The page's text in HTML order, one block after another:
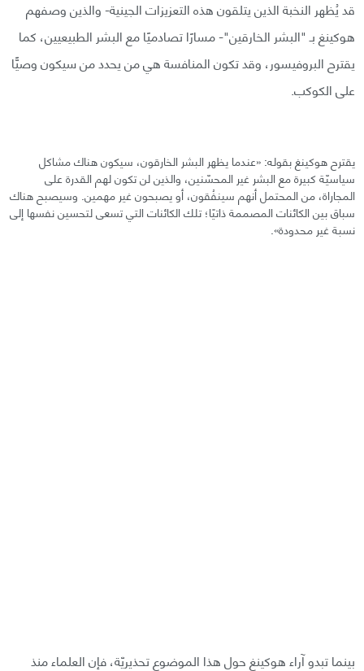
قد يُظهر النخبة الذين يتلقون هذه التعزيزات الجينية- والذين وصفهم
هوكينغ بـ "البشر الخارقين"- مسارًا تصادميًا مع البشر الطبيعيين، كما
يقترح البروفيسور، وقد تكون المنافسة هي من يحدد من سيكون وصيًّا
على الكوكب.
يقترح هوكينغ بقوله: «عندما يظهر البشر الخارقون، سيكون هناك مشاكل
سياسيّة كبيرة مع البشر غير المحسّنين، والذين لن تكون لهم القدرة على
المجاراة، من المحتمل أنهم سينفُقون، أو يصبحون غير مهمين. وسيصبح هناك
سباق بين الكائنات المصممة ذاتيًا؛ تلك الكائنات التي تسعى لتحسين نفسها إلى
نسبة غير محدودة».
بينما تبدو آراء هوكينغ حول هذا الموضوع تحذيريّة، فإن العلماء منذ